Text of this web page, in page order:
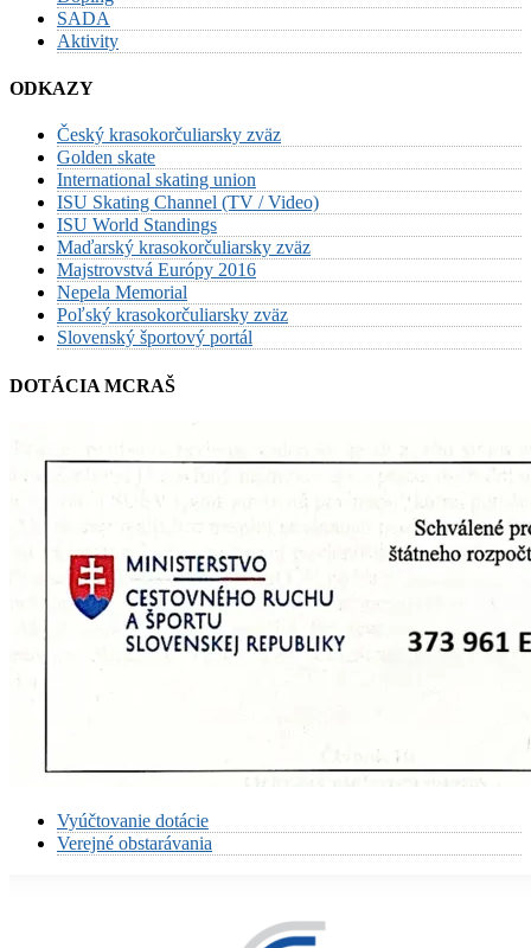
SADA
Aktivity
ODKAZY
Český krasokorčuliarsky zväz
Golden skate
International skating union
ISU Skating Channel (TV / Video)
ISU World Standings
Maďarský krasokorčuliarsky zväz
Majstrovstvá Európy 2016
Nepela Memorial
Poľský krasokorčuliarsky zväz
Slovenský športový portál
DOTÁCIA MCRAŠ
Vyúčtovanie dotácie
Verejné obstarávania